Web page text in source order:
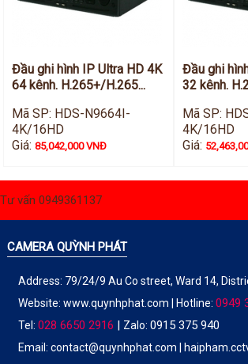
Đầu ghi hình IP Ultra HD 4K
64 kênh. H.265+/H.265...
Mã SP: HDS-N9664I-
4K/16HD
Giá:85,042,000 VNĐ
Đầu ghi
32 kênh.
Mã SP:
4K/16HD
Giá:
Tư vấn 0949361137
CAMERA QUỲNH PHÁT
Address: 79/24/9 Au Co street, Ward 14,
Website: www.quynhphat.com | Hotline: 0949
Tel: 028 6650 2916 | Zalo: 0915 375 940
Email: contact@quynhphat.com |